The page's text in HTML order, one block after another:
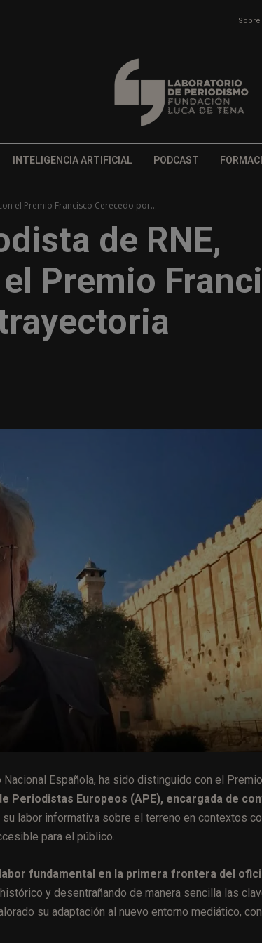
INTELIGENCIA ARTIFICIAL PODCAST
el Premio Francisco Cerecedo por...
de RNE,
Premio
Española, ha sido distinguido con el
Periodistas Europeos (APE), encargada de
su labor informativa sobre el terreno en contextos
para el público.
fundamental en la primera frontera del
y desentrañando de manera sencilla las
su adaptación al nuevo entorno mediático,